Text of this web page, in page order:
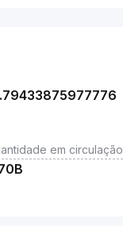
em circulação